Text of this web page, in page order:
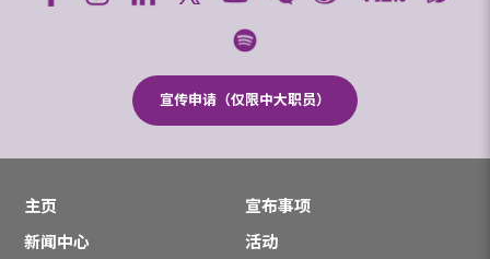
宣传申请（仅限中大职员）
主页
宣布事项
新闻中心
活动